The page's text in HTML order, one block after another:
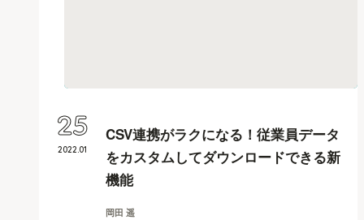
CSV連携がラクになる！従業員データ
をカスタムしてダウンロードできる新
機能
岡田 遥
2022.01
25